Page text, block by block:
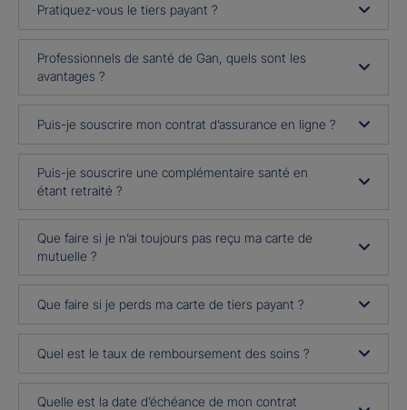
Pratiquez-vous le tiers payant ?
Professionnels de santé de Gan, quels sont les
avantages ?
Puis-je souscrire mon contrat d’assurance en ligne ?
Puis-je souscrire une complémentaire santé en
étant retraité ?
Que faire si je n’ai toujours pas reçu ma carte de
mutuelle ?
Que faire si je perds ma carte de tiers payant ?
Quel est le taux de remboursement des soins ?
Quelle est la date d’échéance de mon contrat